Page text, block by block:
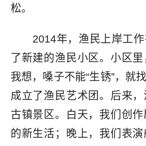
松。
2014年，渔民上岸工作
了新建的渔民小区。小区
我想，嗓子不能“生锈”，就
成立了渔民艺术团。后来
古镇景区。白天，我们创
的新生活；晚上，我们表